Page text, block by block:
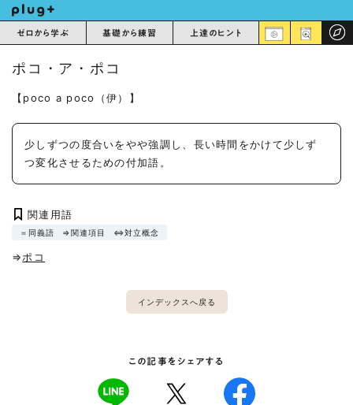
ゼロから学ぶ 基礎から練習 上達のヒント
ポコ・ア・ポコ
【poco a poco（伊）】
少しずつの度合いをやや強調し、長い時間をかけて少しず
つ変化させるための付加語。
関連用語
＝同義語 ⇒関連項目 ⇔対立概念
⇒ポコ
インデックスへ戻る
この記事をシェアする